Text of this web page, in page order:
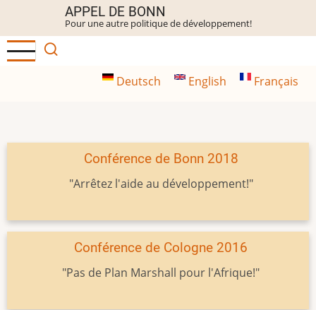
contenu
principal
APPEL DE BONN
Pour une autre politique de développement!
Deutsch English Français
Conférence de Bonn 2018
"Arrêtez l'aide au développement!"
Conférence de Cologne 2016
"Pas de Plan Marshall pour l'Afrique!"